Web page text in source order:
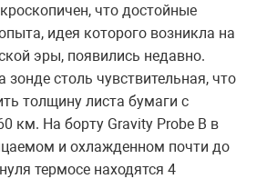
что достойные
идея которого возникла на
эры, появились недавно.
зонде столь чувствительная, что
толщину листа бумаги с
км. На борту Gravity Probe B в
и охлажденном почти до
термосе находятся 4